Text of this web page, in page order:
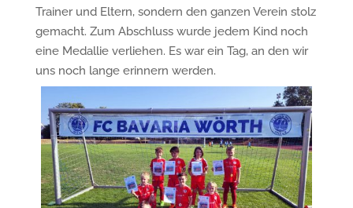
Trainer und Eltern, sondern den ganzen Verein stolz
gemacht. Zum Abschluss wurde jedem Kind noch
eine Medallie verliehen. Es war ein Tag, an den wir
uns noch lange erinnern werden.